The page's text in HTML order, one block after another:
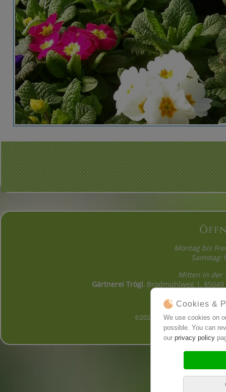
Montag bis
Samstag:
Mitten in der
Gärtnerei Trögl, Brodmühlweg 1,
©2026 Gärtnerei Trögl,
Cookies &
We use cookies on
possible. You can
our privacy policy